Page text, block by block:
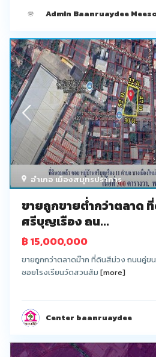
Admin Baanruaydee
อำเภอ เมืองสมุทรปราการ
ขายถูกขายต่ำกว่าตลาด
ศรีบุญเรือง ถน...
฿ 15,000,000
ขายถูกกว่าตลาดม๊าก ที่ดินสีม่วง ถนนคู่ขน
ซอยโรงเรียนวัดสวนส้ม [more]
Center baanruaydee